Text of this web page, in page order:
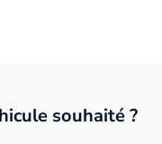
souhaité ?